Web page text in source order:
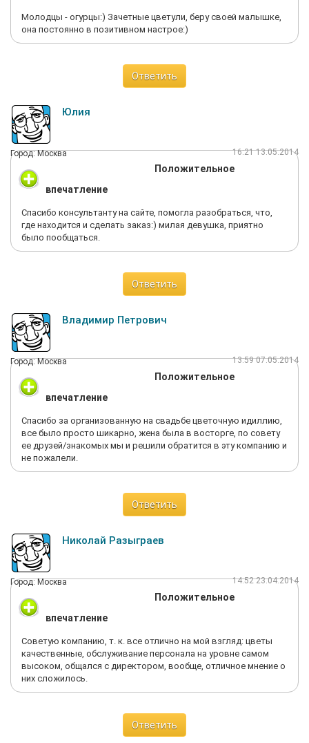
Молодцы - огурцы:) Зачетные цветули, беру своей малышке,
она постоянно в позитивном настрое:)
Ответить
Юлия
Город: Москва 16:21 13.05.2014
Положительное
впечатление
Спасибо консультанту на сайте, помогла разобраться, что,
где находится и сделать заказ:) милая девушка, приятно
было пообщаться.
Ответить
Владимир Петрович
Город: Москва 13:59 07.05.2014
Положительное
впечатление
Спасибо за организованную на свадьбе цветочную идиллию,
все было просто шикарно, жена была в восторге, по совету
ее друзей/знакомых мы и решили обратится в эту компанию и
не пожалели.
Ответить
Николай Разыграев
Город: Москва 14:52 23.04.2014
Положительное
впечатление
Советую компанию, т. к. все отлично на мой взгляд: цветы
качественные, обслуживание персонала на уровне самом
высоком, общался с директором, вообще, отличное мнение о
них сложилось.
Ответить